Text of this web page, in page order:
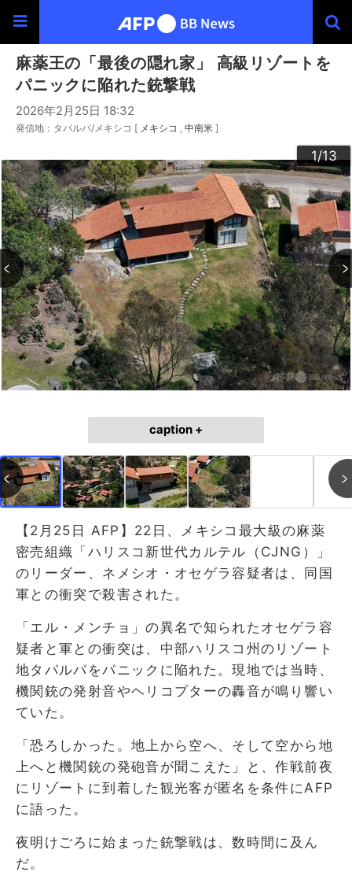
麻薬王の「最後の隠れ家」 高級リゾートを
パニックに陥れた銃撃戦
2026年2月25日 18:32
発信地：タパルパ/メキシコ [ メキシコ 中南米 ]
1/13
2/13
3/13
4/13
5/13
6/13
7/13
8/13
9/13
10/13
11/13
12/13
13/13
caption +
【2月25日 AFP】22日、メキシコ最大級の麻薬
密売組織「ハリスコ新世代カルテル（CJNG）」
のリーダー、ネメシオ・オセゲラ容疑者は、同国
軍との衝突で殺害された。
「エル・メンチョ」の異名で知られたオセゲラ容
疑者と軍との衝突は、中部ハリスコ州のリゾート
地タパルパをパニックに陥れた。現地では当時、
機関銃の発射音やヘリコプターの轟音が鳴り響い
ていた。
「恐ろしかった。地上から空へ、そして空から地
上へと機関銃の発砲音が聞こえた」と、作戦前夜
にリゾートに到着した観光客が匿名を条件にAFP
に語った。
夜明けごろに始まった銃撃戦は、数時間に及ん
だ。